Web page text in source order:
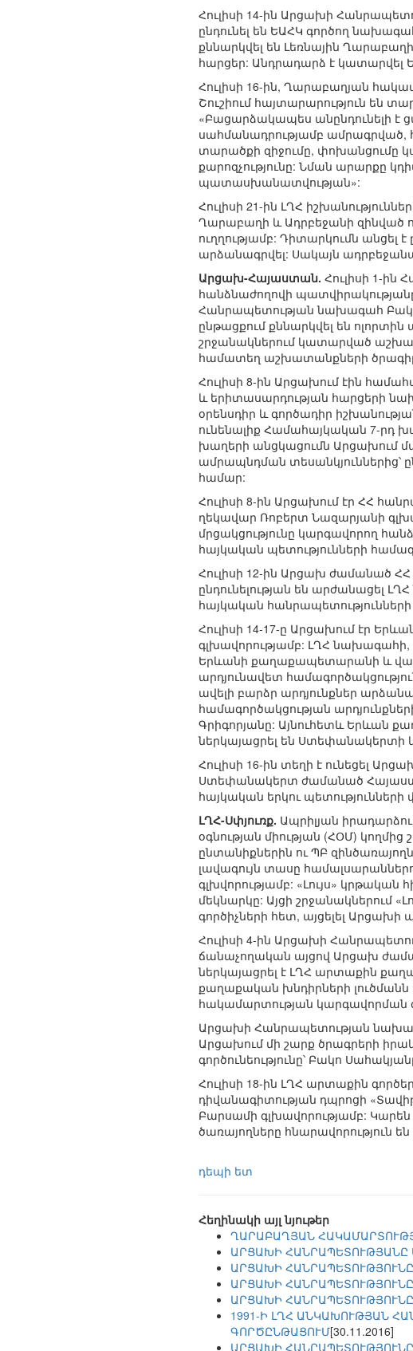
Հուլիսի 14-ին Արցախի
ընդունել են ԵԱՀԿ գործող
քննարկվել են Լեռնային
հարցեր: Անդրադարձ է կատարվել
Հուլիսի 16-ին, Ղարաբաղյան
Շուշիում հայտարարություն են
«Բացարձակապես անընդունելի
սահմանադրությամբ ամրագրված,
տարածքի զիջումը, փոխանցումը
քարոզչությունը: Նման արարքը
պատասխանատվության»:
Հուլիսի 21-ին ԼՂՀ
Ղարաբաղի և Ադրբեջանի զինված
ուղղությամբ: Դիտարկումն
արձանագրվել: Սակայն
Արցախ-Հայաստան. Հուլիսի 1-
հանձնաժողովի
Հանրապետության նախագահ Բակո
ընթացքում քննարկվել են
շրջանակներում կատարված
համատեղ աշխատանքների
Հուլիսի 8-ին Արցախում էին
և երիտասարդության հարցերի
օրենսդիր և գործադիր
ունենալիք Համահայկական 7-րդ
խաղերի անցկացումն Արցախում
ամրապնդման տեսանկյուններից՝
համար:
Հուլիսի 8-ին Արցախում էր ՀՀ
ղեկավար Ռոբերտ Նազարյանի
մրցակցությունը կարգավորող
հայկական պետությունների
Հուլիսի 12-ին Արցախ ժամանած
ընդունելության են արժանացել
հայկական
Հուլիսի 14-17-ը Արցախում էր
գլխավորությամբ: ԼՂՀ
Երևանի քաղաքապետարանի և
արդյունավետ
ավելի բարձր արդյունքներ
համագործակցության
Գրիգորյանը: Այնուհետև Երևան
ներկայացրել են Ստեփանակերտի
Հուլիսի 16-ին տեղի է ունեցել
Ստեփանակերտ ժամանած
հայկական երկու
ԼՂՀ-Սփյուռք. Ապրիլյան
օգնության միության (ՀՕՄ)
ընտանիքներին ու ՊԲ
լավագույն տասը
գլխվորությամբ: «Լույս»
մեկնարկը: Այցի շրջանակներում
գործիչների հետ, այցելել
Հուլիսի 4-ին Արցախի
ճանաչողական այցով Արցախ
ներկայացրել է ԼՂՀ արտաքին
քաղաքական խնդիրների
հակամարտության կարգավորման
Արցախի Հանրապետության
Արցախում մի շարք ծրագրերի
գործունեությունը՝ Բակո
Հուլիսի 18-ին ԼՂՀ արտաքին
դիվանագիտության դպրոցի
Բարսամի գլխավորությամբ:
ծառայողները հնարավորություն
դեպի ետ
Հեղինակի այլ նյութեր
ՂԱՐԱԲԱՂՅԱՆ
ԱՐՑԱԽԻ
ԱՐՑԱԽԻ ՀԱՆՐԱՊԵՏՈՒԹՅՈՒՆԸ
ԱՐՑԱԽԻ ՀԱՆՐԱՊԵՏՈՒԹՅՈՒՆԸ
ԱՐՑԱԽԻ ՀԱՆՐԱՊԵՏՈՒԹՅՈՒՆԸ
1991-Ի ԼՂՀ ԱՆԿԱԽՈՒԹՅԱՆ
ԳՈՐԾԸՆԹԱՑՈՒՄ[30.11.2016]
ԱՐՑԱԽԻ ՀԱՆՐԱՊԵՏՈՒԹՅՈՒՆԸ